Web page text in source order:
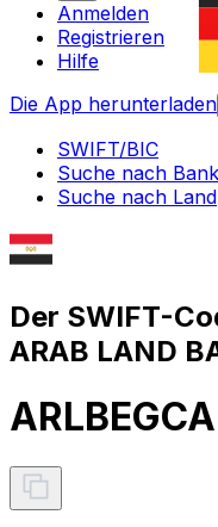
Anmelden
Registrieren
Hilfe
Die App herunterladen
SWIFT/BIC
Suche nach Bank
Suche nach Land
Der SWIFT-
ARAB LAND